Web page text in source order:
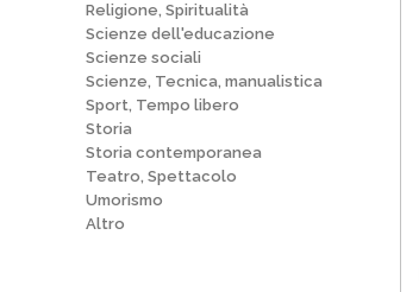
Religione, Spiritualità
Scienze dell'educazione
Scienze sociali
Scienze, Tecnica, manualistica
Sport, Tempo libero
Storia
Storia contemporanea
Teatro, Spettacolo
Umorismo
Altro